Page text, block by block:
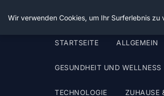
Die Schnitter
STARTSEITE ALLGEMEIN
GESUNDHEIT UND WELLNESS
TECHNOLOGIE ZUHAUSE
Wir verwenden Cookies, um Ihr Surferlebnis